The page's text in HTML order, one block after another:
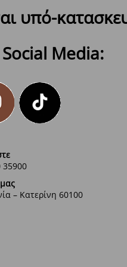
υπό-
Media:
35900
– Κατερίνη 60100